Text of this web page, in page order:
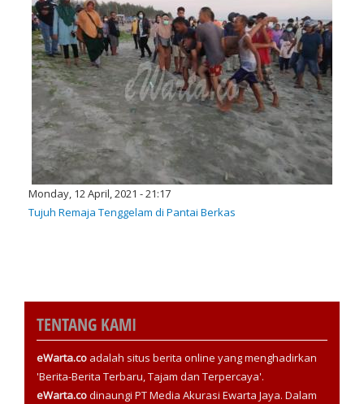
Monday, 12 April, 2021 - 21:17
Tujuh Remaja Tenggelam di Pantai Berkas
TENTANG KAMI
eWarta.co adalah situs berita online yang menghadirkan
'Berita-Berita Terbaru, Tajam dan Terpercaya'.
eWarta.codinaungi PT Media Akurasi Ewarta Jaya. Dalam